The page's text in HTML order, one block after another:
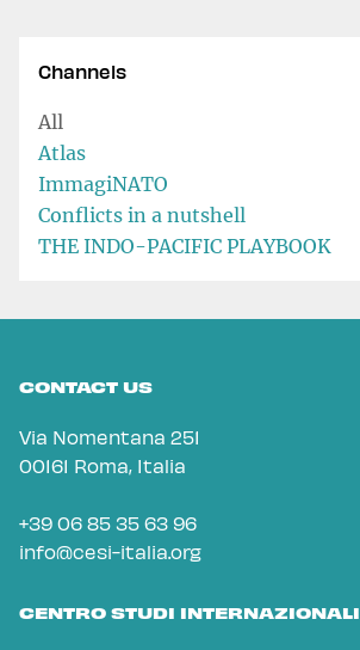
Channels
All
Atlas
ImmagiNATO
Conflicts in a nutshell
THE INDO-PACIFIC PLAYBOOK
CONTACT US
Via Nomentana 251
00161 Roma, Italia
+39 06 85 35 63 96
info@cesi-italia.org
CENTRO STUDI INTERNAZIONALI